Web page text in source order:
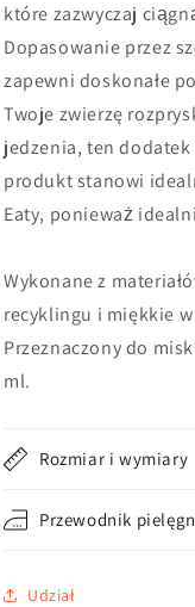
które zazwyczaj
Dopasowanie przez
zapewni doskonałe
Twoje zwierzę
jedzenia, ten dodatek
produkt stanowi
Eaty, ponieważ
Wykonane z
recyklingu i miękkie
Przeznaczony do
ml.
Rozmiar i wymiary
Przewodnik
Udział